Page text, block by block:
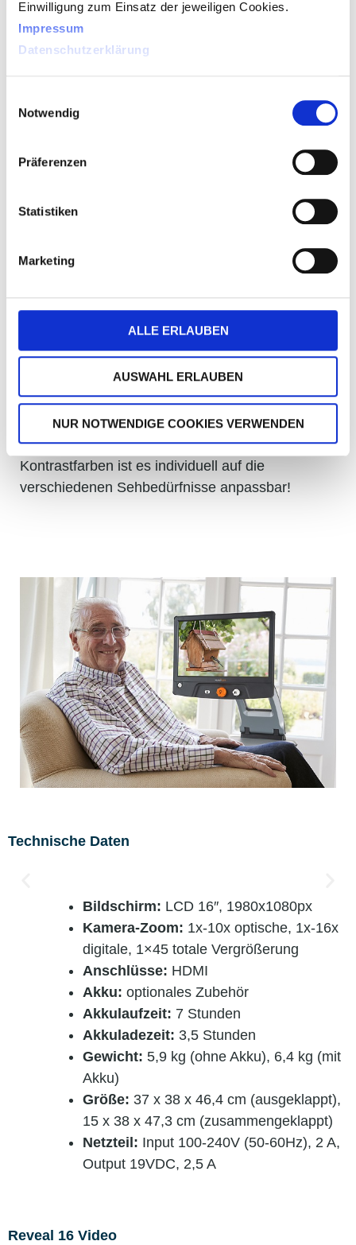
Einwilligung zum Einsatz der jeweiligen Cookies.
Impressum
Datenschutzerklärung
Notwendig
Präferenzen
Statistiken
Marketing
ALLE ERLAUBEN
AUSWAHL ERLAUBEN
NUR NOTWENDIGE COOKIES VERWENDEN
Das Reveal 16 hat eine integrierte, bewegliche
Kamera für alles! Einfach umdrehen und die
Kamera wechselt automatisch zwischen
Nahaufnahme und Entfernung – und das mit
unübertroffener Bildqualität. Das macht es
besonders einfach für Schüler, schnell zwischen
dem Tafelbild und dem Buch oder dem
Schreibheft umzuschalten. Das Reveal 16 hilft
Kindern einfach, ihr Potential zu entfalten! Mit bis
zu 45facher Vergrößerung und 16 verschiedenen
Kontrastfarben ist es individuell auf die
verschiedenen Sehbedürfnisse anpassbar!
Technische Daten
Bildschirm: LCD 16″, 1980x1080px
Kamera-Zoom: 1x-10x optische, 1x-16x
digitale, 1×45 totale Vergrößerung
Anschlüsse: HDMI
Akku: optionales Zubehör
Akkulaufzeit: 7 Stunden
Akkuladezeit: 3,5 Stunden
Gewicht: 5,9 kg (ohne Akku), 6,4 kg (mit
Akku)
Größe: 37 x 38 x 46,4 cm (ausgeklappt),
15 x 38 x 47,3 cm (zusammengeklappt)
Netzteil: Input 100-240V (50-60Hz), 2 A,
Output 19VDC, 2,5 A
Reveal 16 Video